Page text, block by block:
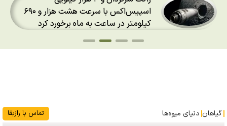
دو ویژگی عجیب خرس پاندا؛ ماجرای
انگشت ششم پاندا چیست؟
گیاهان دنیای میوه‌ها تماس با رازبقا